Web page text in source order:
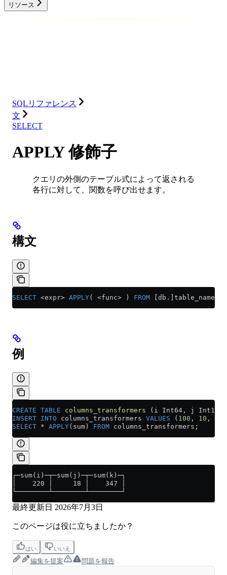
リソース
SQLリファレンス
文
SELECT
APPLY 修飾子
クエリの外側のテーブル式によって返される
各行に対して、関数を呼び出せます。
構文
SELECT <expr> APPLY( <func> ) FROM [db.]table_name
例
CREATE TABLE columns_transformers (i Int64, j Int16, k
INSERT INTO columns_transformers VALUES ( 100 , 10 ,
SELECT * APPLY(sum) FROM columns_transformers;
┌─sum(i)─┬─sum(j)─┬─sum(k)─┐
│    220 │     18 │    347 │
└────────┴────────┴────────┘
最終更新日 2026年7月3日
このページは役に立ちましたか？
はい いいえ
編集を提案 問題を報告